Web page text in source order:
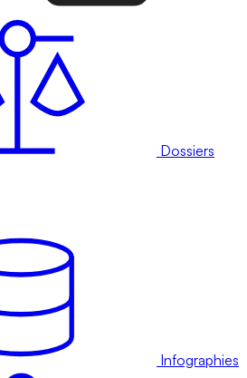
Dossiers
Infographies